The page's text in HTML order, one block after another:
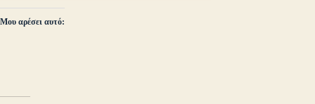
Μου αρέσει αυτό: